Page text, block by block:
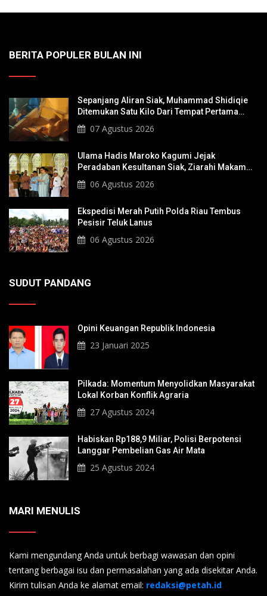
BERITA POPULER BULAN INI
Sepanjang Aliran Siak, Muhammad Shidiqie
Ditemukan Satu Kilo Dari Tempat Pertama
Tenggelam
07 Agustus 2026
Ulama Hadis Maroko Kagumi Jejak
Peradaban Kesultanan Siak, Ziarahi Makam
Sultan Hingga Pendiri Pekanbaru
06 Agustus 2026
Ekspedisi Merah Putih Polda Riau Tembus
Pesisir Teluk Lanus
06 Agustus 2026
SUDUT PANDANG
Opini Keuangan Republik Indonesia
23 Januari 2025
Pilkada: Momentum Menyolidkan Masyarakat
Lokal Korban Konflik Agraria
27 Agustus 2024
Habiskan Rp188,9 Miliar, Polisi Berpotensi
Langgar Pembelian Gas Air Mata
25 Agustus 2024
MARI MENULIS
Kami mengundang Anda untuk berbagi wawasan dan opini
tentang berbagai isu dan permasalahan yang ada disekitar Anda.
Kirim tulisan Anda ke alamat email: redaksi@petah.id